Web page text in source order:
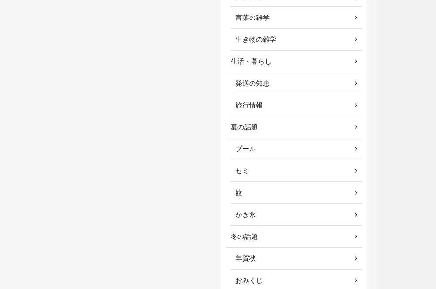
言葉の雑学
生き物の雑学
生活・暮らし
発送の知恵
旅行情報
夏の話題
プール
セミ
蚊
かき氷
冬の話題
年賀状
おみくじ